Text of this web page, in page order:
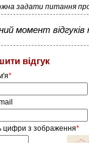
задати питання
момент відгуків
відгук
*
цифри з зображення*